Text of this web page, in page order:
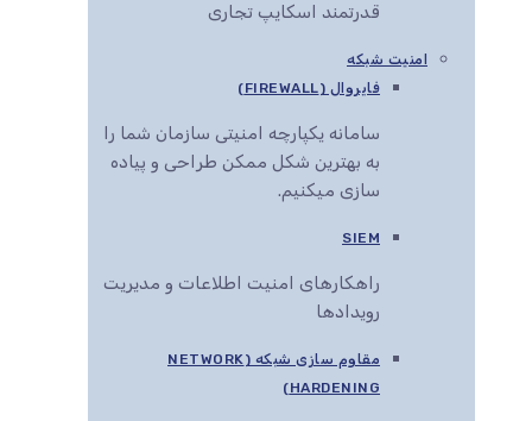
قدرتمند اسکایپ تجاری
امنیت شبکه
فایروال (FIREWALL)
سامانه یکپارچه امنیتی سازمان شما را
به بهترین شکل ممکن طراحی و پیاده
سازی میکنیم.
SIEM
راهکارهای امنیت اطلاعات و مدیریت
رویدادها
مقاوم سازی شبکه (NETWORK
HARDENING)